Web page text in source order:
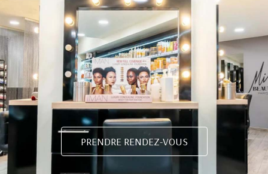
PRENDRE RENDEZ-VOUS